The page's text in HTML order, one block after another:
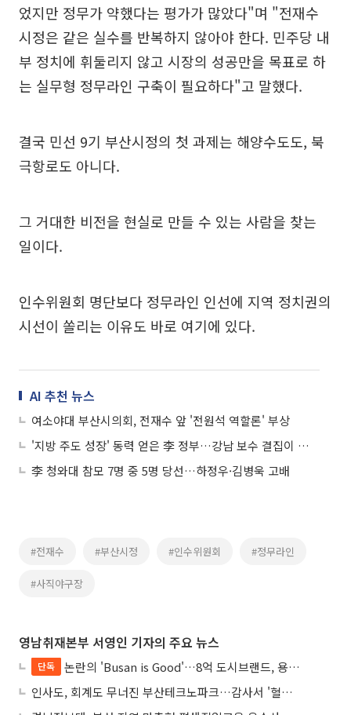
었지만 정무가 약했다는 평가가 많았다"며 "전재수
시정은 같은 실수를 반복하지 않아야 한다. 민주당 내
부 정치에 휘둘리지 않고 시장의 성공만을 목표로 하
는 실무형 정무라인 구축이 필요하다"고 말했다.
결국 민선 9기 부산시정의 첫 과제는 해양수도도, 북
극항로도 아니다.
그 거대한 비전을 현실로 만들 수 있는 사람을 찾는
일이다.
인수위원회 명단보다 정무라인 인선에 지역 정치권의
시선이 쏠리는 이유도 바로 여기에 있다.
AI 추천 뉴스
여소야대 부산시의회, 전재수 앞 '전원석 역할론' 부상
'지방 주도 성장' 동력 얻은 李 정부…강남 보수 결집이 서울시장 판세 갈랐다
李 청와대 참모 7명 중 5명 당선…하정우·김병욱 고배
#전재수 #부산시정 #인수위원회 #정무라인
#사직야구장
영남취재본부 서영인 기자의 주요 뉴스
단독
논란의 'Busan is Good'…8억 도시브랜드, 용산 대통령실 CI 업체가 수행
인사도, 회계도 무너진 부산테크노파크…감사서 '혈세 유용·인사 뒤집기' 적발